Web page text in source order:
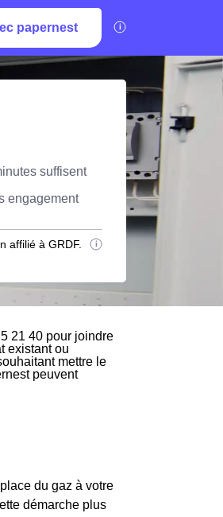
papernest
suffisent
engagement
affilié à GRDF.
21 40 pour joindre
existant ou
mettre le
peuvent
du gaz à votre
démarche plus